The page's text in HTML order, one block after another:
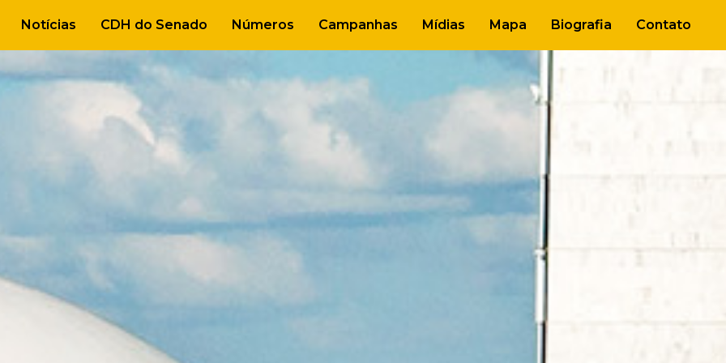
Notícias CDH do Senado Números Campanhas Mídias Mapa Biografia Contato